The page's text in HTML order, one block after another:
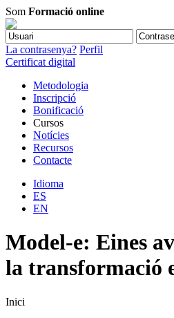
Som Formació online
La contrasenya? Perfil
Certificat digital
Metodologia
Inscripció
Bonificació
Cursos
Notícies
Recursos
Contacte
Idioma
ES
EN
Model-e: Eines
la transformació
Inici